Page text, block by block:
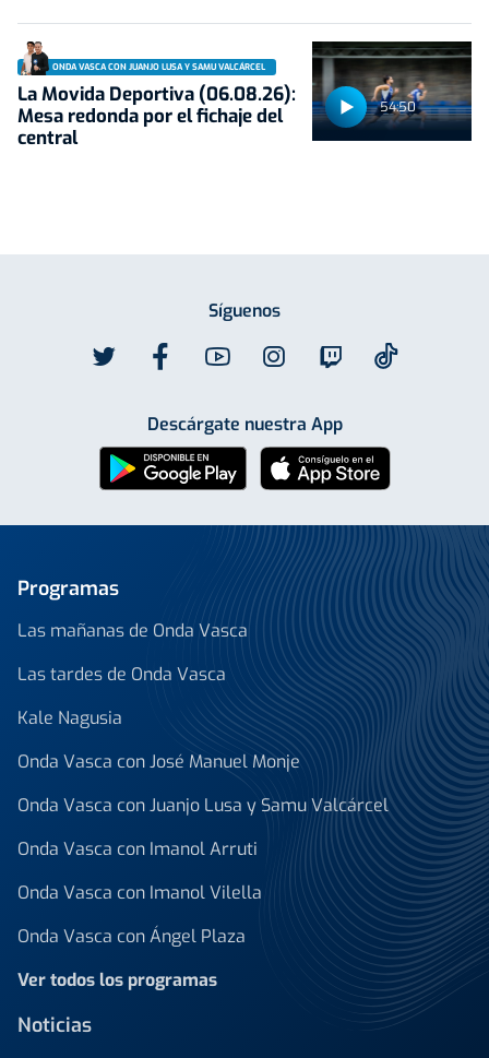
54:50
ONDA VASCA CON JUANJO LUSA Y SAMU VALCÁRCEL
La Movida Deportiva (06.08.26):
Mesa redonda por el fichaje del
central
Síguenos
Descárgate nuestra App
Programas
Las mañanas de Onda Vasca
Las tardes de Onda Vasca
Kale Nagusia
Onda Vasca con José Manuel Monje
Onda Vasca con Juanjo Lusa y Samu Valcárcel
Onda Vasca con Imanol Arruti
Onda Vasca con Imanol Vilella
Onda Vasca con Ángel Plaza
Ver todos los programas
Noticias